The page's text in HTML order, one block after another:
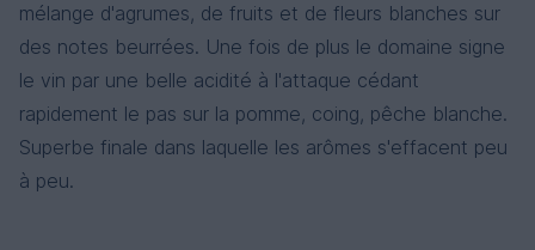
mélange d'agrumes, de fruits et de fleurs blanches sur
des notes beurrées. Une fois de plus le domaine signe
le vin par une belle acidité à l'attaque cédant
rapidement le pas sur la pomme, coing, pêche blanche.
Superbe finale dans laquelle les arômes s'effacent peu
à peu.